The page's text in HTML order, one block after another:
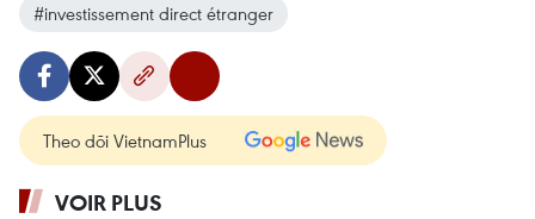
#investissement direct étranger
Theo dõi VietnamPlus
VOIR PLUS